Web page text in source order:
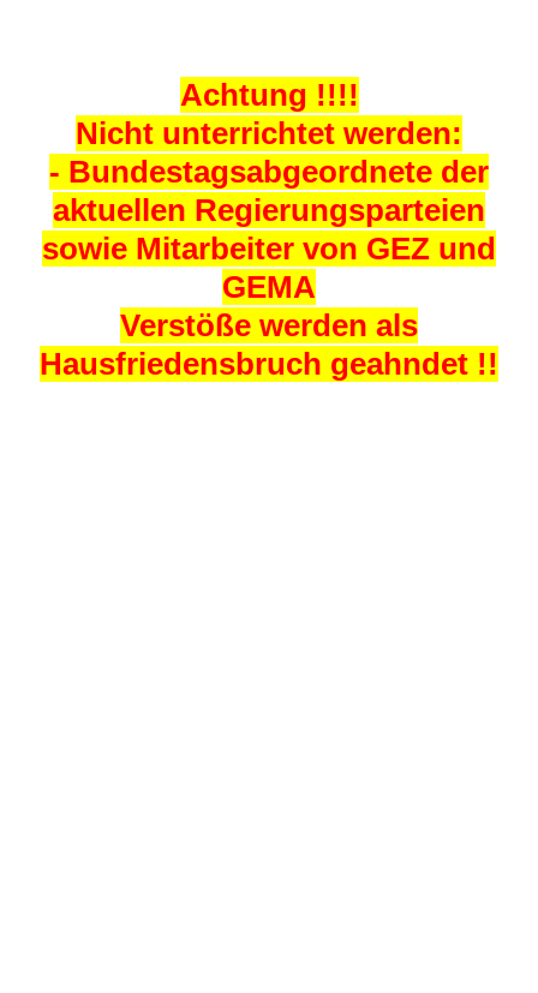
Achtung !!!!
Nicht unterrichtet werden:
- Bundestagsabgeordnete der
aktuellen Regierungsparteien
sowie Mitarbeiter von GEZ und
GEMA
Verstöße werden als
Hausfriedensbruch geahndet !!